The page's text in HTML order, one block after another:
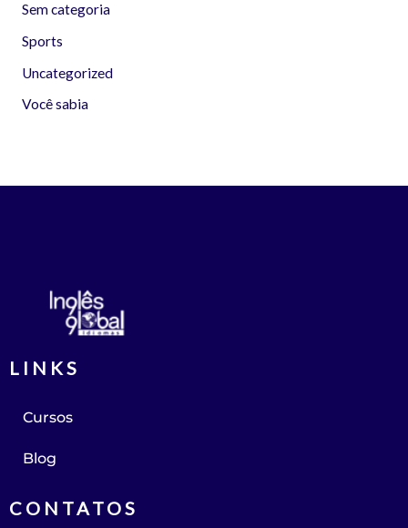
Sem categoria
Sports
Uncategorized
Você sabia
LINKS
Cursos
Blog
CONTATOS